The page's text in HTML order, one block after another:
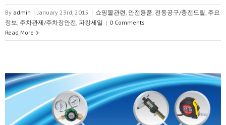
By admin | January 23rd, 2015 | 쇼핑몰관련, 안전용품, 전동공구/충전드릴, 주요
정보, 주차관제/주차장안전, 파킹세일 | 0 Comments
Read More